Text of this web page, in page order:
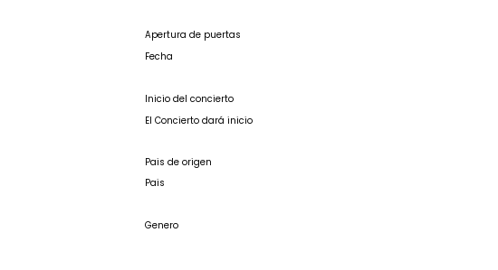
Apertura de puertas
Fecha
Inicio del concierto
El Concierto dará inicio
Pais de origen
Pais
Genero